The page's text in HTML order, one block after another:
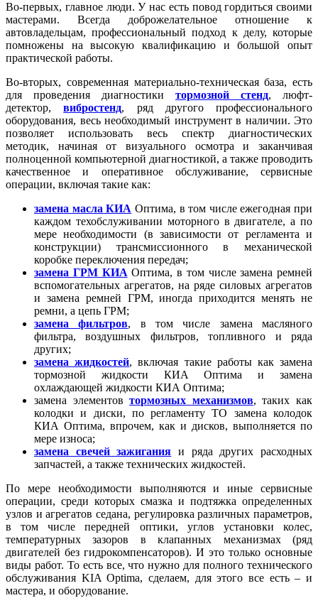
Во-первых, главное люди. У нас есть повод гордиться своими
мастерами. Всегда доброжелательное отношение к
автовладельцам, профессиональный подход к делу, которые
помножены на высокую квалификацию и большой опыт
практической работы.
Во-вторых, современная материально-техническая база, есть
для проведения диагностики тормозной стенд, люфт-
детектор,вибростенд, ряд другого профессионального
оборудования, весь необходимый инструмент в наличии. Это
позволяет использовать весь спектр диагностических
методик, начиная от визуального осмотра и заканчивая
полноценной компьютерной диагностикой, а также проводить
качественное и оперативное обслуживание, сервисные
операции, включая такие как:
замена масла КИА Оптима, в том числе ежегодная при
каждом техобслуживании моторного в двигателе, а по
мере необходимости (в зависимости от регламента и
конструкции) трансмиссионного в механической
коробке переключения передач;
замена ГРМ КИА Оптима, в том числе замена ремней
вспомогательных агрегатов, на ряде силовых агрегатов
и замена ремней ГРМ, иногда приходится менять не
ремни, а цепь ГРМ;
замена фильтров, в том числе замена масляного
фильтра, воздушных фильтров, топливного и ряда
других;
замена жидкостей, включая такие работы как замена
тормозной жидкости КИА Оптима и замена
охлаждающей жидкости КИА Оптима;
замена элементовтормозных механизмов, таких как
колодки и диски, по регламенту ТО замена колодок
КИА Оптима, впрочем, как и дисков, выполняется по
мере износа;
замена свечей зажигания и ряда других расходных
запчастей, а также технических жидкостей.
По мере необходимости выполняются и иные сервисные
операции, среди которых смазка и подтяжка определенных
узлов и агрегатов седана, регулировка различных параметров,
в том числе передней оптики, углов установки колес,
температурных зазоров в клапанных механизмах (ряд
двигателей без гидрокомпенсаторов). И это только основные
виды работ. То есть все, что нужно для полного технического
обслуживания KIA Optima, сделаем, для этого все есть – и
мастера, и оборудование.